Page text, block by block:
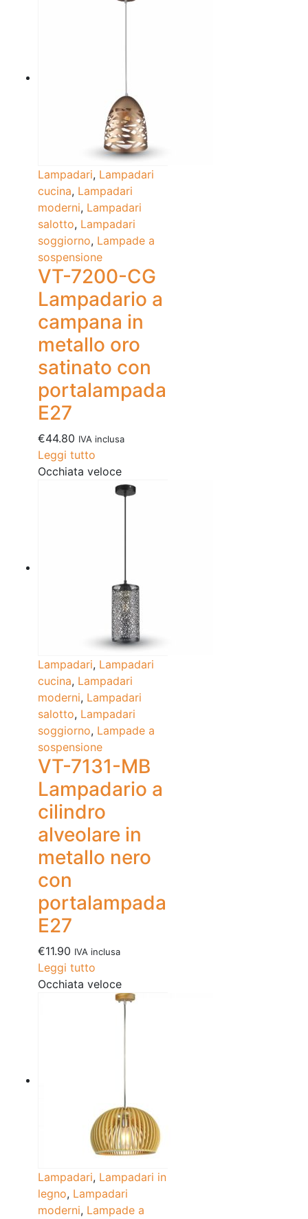
Lampadari, Lampadari
cucina, Lampadari
moderni, Lampadari
salotto, Lampadari
soggiorno, Lampade a
sospensione
VT-7200-CG
Lampadario a
campana in
metallo oro
satinato con
portalampada
E27
€44.80 IVA inclusa
Leggi tutto
Occhiata veloce
Lampadari, Lampadari
cucina, Lampadari
moderni, Lampadari
salotto, Lampadari
soggiorno, Lampade a
sospensione
VT-7131-MB
Lampadario a
cilindro
alveolare in
metallo nero
con
portalampada
E27
€11.90 IVA inclusa
Leggi tutto
Occhiata veloce
Lampadari, Lampadari in
legno, Lampadari
moderni, Lampade a